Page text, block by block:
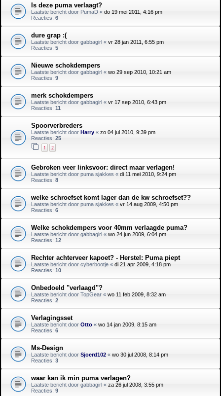
Is deze puma verlaagt?
Laatste bericht door PumaD « do 19 mei 2011, 4:16 pm
Reacties: 6
dure grap :(
Laatste bericht door gabbagirl « vr 28 jan 2011, 6:55 pm
Reacties: 5
Nieuwe schokdempers
Laatste bericht door gabbagirl « wo 29 sep 2010, 10:21 am
Reacties: 9
merk schokdempers
Laatste bericht door gabbagirl « vr 17 sep 2010, 6:43 pm
Reacties: 11
Spoorverbreders
Laatste bericht door Harry « zo 04 jul 2010, 9:39 pm
Reacties: 25
1 2
Gebroken veer linksvoor: direct maar verlagen!
Laatste bericht door puma sjakkes « di 11 mei 2010, 9:24 pm
Reacties: 8
welke schroefset komt lager dan de kw schroefset??
Laatste bericht door puma sjakkes « vr 14 aug 2009, 4:50 pm
Reacties: 6
Welke schokdempers voor 40mm verlaagde puma?
Laatste bericht door gabbagirl « wo 24 jun 2009, 6:04 pm
Reacties: 12
Rechter achterveer kapoet? - Herstel: Puma piept
Laatste bericht door cyberbootje « di 21 apr 2009, 4:18 pm
Reacties: 10
Onbedoeld "verlaagd"?
Laatste bericht door TopGear « wo 11 feb 2009, 8:32 am
Reacties: 2
Verlagingsset
Laatste bericht door Otto « wo 14 jan 2009, 8:15 am
Reacties: 6
Ms-Design
Laatste bericht door Sjoerd102 « wo 30 jul 2008, 8:14 pm
Reacties: 3
waar kan ik min puma verlagen?
Laatste bericht door gabbagirl « za 26 jul 2008, 3:55 pm
Reacties: 9